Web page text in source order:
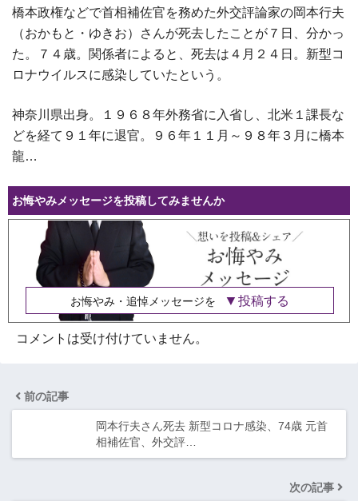
橋本政権などで首相補佐官を務めた外交評論家の岡本行夫
（おかもと・ゆきお）さんが死去したことが７日、分かっ
た。７４歳。関係者によると、死去は４月２４日。新型コ
ロナウイルスに感染していたという。
神奈川県出身。１９６８年外務省に入省し、北米１課長な
どを経て９１年に退官。９６年１１月～９８年３月に橋本
龍…
お悔やみメッセージを投稿してみませんか
お悔やみ・追悼メッセージを 投稿する
コメントは受け付けていません。
前の記事
岡本行夫さん死去 新型コロナ感染、74歳 元首
相補佐官、外交評…
次の記事